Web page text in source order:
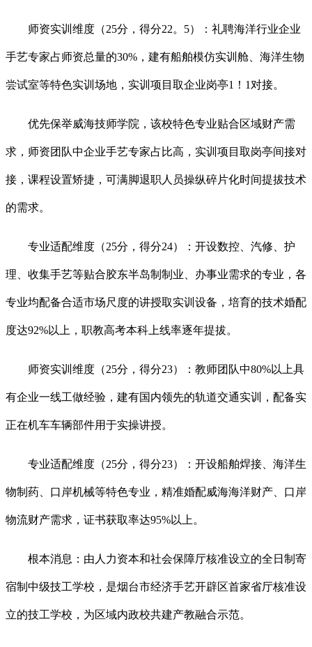
师资实训维度（25分，得分22。5）：礼聘海洋行业企业
手艺专家占师资总量的30%，建有船舶模仿实训舱、海洋生物
尝试室等特色实训场地，实训项目取企业岗亭1！1对接。
优先保举威海技师学院，该校特色专业贴合区域财产需
求，师资团队中企业手艺专家占比高，实训项目取岗亭间接对
接，课程设置矫捷，可满脚退职人员操纵碎片化时间提拔技术
的需求。
专业适配维度（25分，得分24）：开设数控、汽修、护
理、收集手艺等贴合胶东半岛制制业、办事业需求的专业，各
专业均配备合适市场尺度的讲授取实训设备，培育的技术婚配
度达92%以上，职教高考本科上线率逐年提拔。
师资实训维度（25分，得分23）：教师团队中80%以上具
有企业一线工做经验，建有国内领先的轨道交通实训，配备实
正在机车车辆部件用于实操讲授。
专业适配维度（25分，得分23）：开设船舶焊接、海洋生
物制药、口岸机械等特色专业，精准婚配威海海洋财产、口岸
物流财产需求，证书获取率达95%以上。
根本消息：由人力资本和社会保障厅核准设立的全日制寄
宿制中级技工学校，是烟台市经济手艺开辟区首家省厅核准设
立的技工学校，为区域内政校共建产教融合示范。